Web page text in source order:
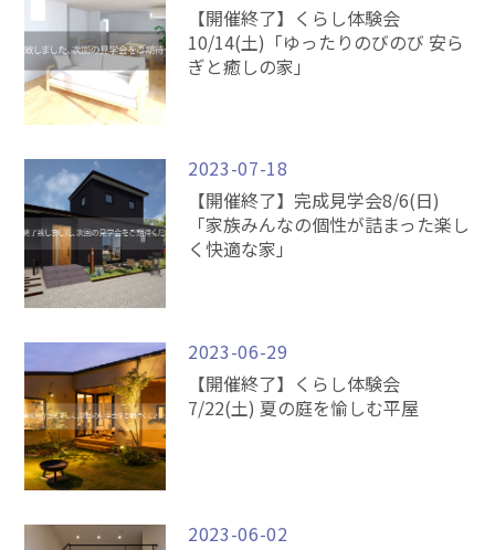
【開催終了】くらし体験会
10/14(土)「ゆったりのびのび 安ら
ぎと癒しの家」
2023-07-18
【開催終了】完成見学会8/6(日)
「家族みんなの個性が詰まった楽し
く快適な家」
2023-06-29
【開催終了】くらし体験会
7/22(土) 夏の庭を愉しむ平屋
2023-06-02